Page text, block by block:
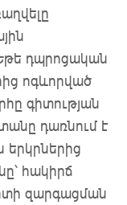
դպրոցական
ոգևորված
գիտության
դառնում է
երկրներից
հակիրճ
զարգացման